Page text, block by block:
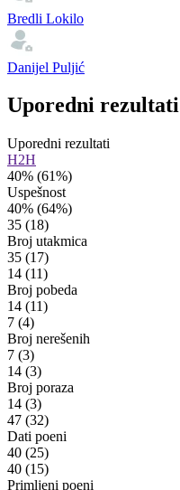
Bredli Lokilo
Danijel Puljić
Uporedni rezultati
Uporedni rezultati
H2H
40% (61%)
Uspešnost
40% (64%)
35 (18)
Broj utakmica
35 (17)
14 (11)
Broj pobeda
14 (11)
7 (4)
Broj nerešenih
7 (3)
14 (3)
Broj poraza
14 (3)
47 (32)
Dati poeni
40 (25)
40 (15)
Primljeni poeni